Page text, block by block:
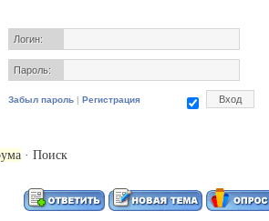
Логин:
Пароль:
Забыл пароль | Регистрация
· Поиск